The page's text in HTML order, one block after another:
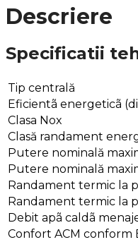
Descriere
Specificatii
Tip centrală
Eficientã energeticã
Clasa Nox
Clasă randament
Putere nominală
Putere nominală
Randament termic la
Randament termic la
Debit apã caldã
Confort ACM conform